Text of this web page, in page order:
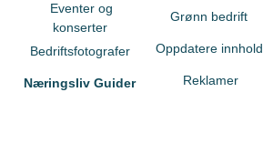
Eventer og
konserter
Bedriftsfotografer
Næringsliv Guider
Grønn bedrift
Oppdatere innhold
Reklamer